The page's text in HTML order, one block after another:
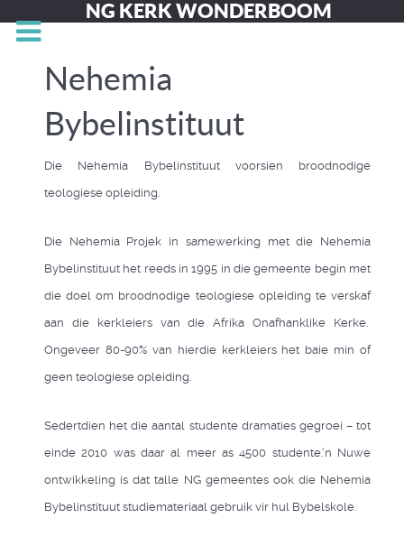
NG KERK WONDERBOOM
Nehemia
Bybelinstituut
Die Nehemia Bybelinstituut voorsien broodnodige
teologiese opleiding.
Die Nehemia Projek in samewerking met die Nehemia
Bybelinstituut het reeds in 1995 in die gemeente begin met
die doel om broodnodige teologiese opleiding te verskaf
aan die kerkleiers van die Afrika Onafhanklike Kerke.
Ongeveer 80-90% van hierdie kerkleiers het baie min of
geen teologiese opleiding.
Sedertdien het die aantal studente dramaties gegroei – tot
einde 2010 was daar al meer as 4500 studente.‘n Nuwe
ontwikkeling is dat talle NG gemeentes ook die Nehemia
Bybelinstituut studiemateriaal gebruik vir hul Bybelskole.